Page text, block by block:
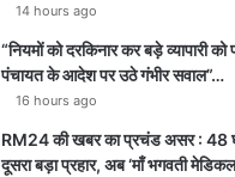
14 hours ago
“नियमों को दरकिनार कर बड़े व्यापारी
पंचायत के आदेश पर उठे गंभीर सवाल”…
16 hours ago
RM24 की खबर का प्रचंड असर : 48
दूसरा बड़ा प्रहार, अब ‘माँ भगवती